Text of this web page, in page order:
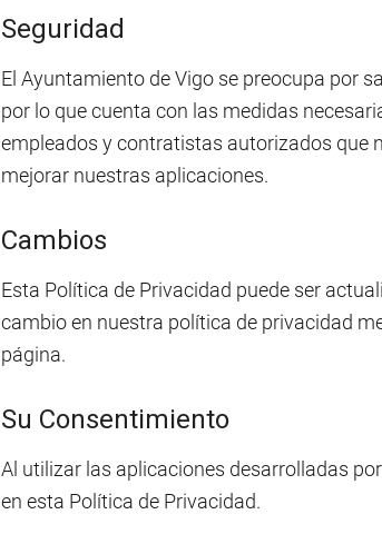
Seguridad
El Ayuntamiento de Vigo se preocupa por
por lo que cuenta con las medidas
empleados y contratistas autorizados que
mejorar nuestras aplicaciones.
Cambios
Esta Política de Privacidad puede ser
cambio en nuestra política de privacidad
página.
Su Consentimiento
Al utilizar las aplicaciones desarrolladas
en esta Política de Privacidad.